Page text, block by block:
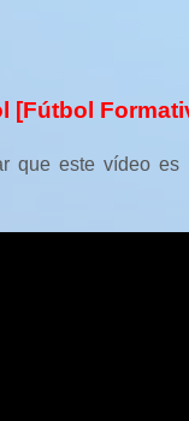
[Fútbol
que este vídeo